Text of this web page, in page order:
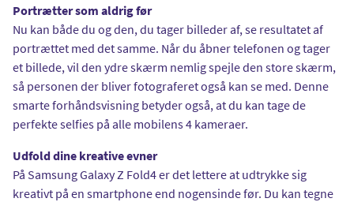
Portrætter som aldrig før
Nu kan både du og den, du tager billeder af, se resultatet af
portrættet med det samme. Når du åbner telefonen og tager
et billede, vil den ydre skærm nemlig spejle den store skærm,
så personen der bliver fotograferet også kan se med. Denne
smarte forhåndsvisning betyder også, at du kan tage de
perfekte selfies på alle mobilens 4 kameraer.
Udfold dine kreative evner
På Samsung Galaxy Z Fold4 er det lettere at udtrykke sig
kreativt på en smartphone end nogensinde før. Du kan tegne